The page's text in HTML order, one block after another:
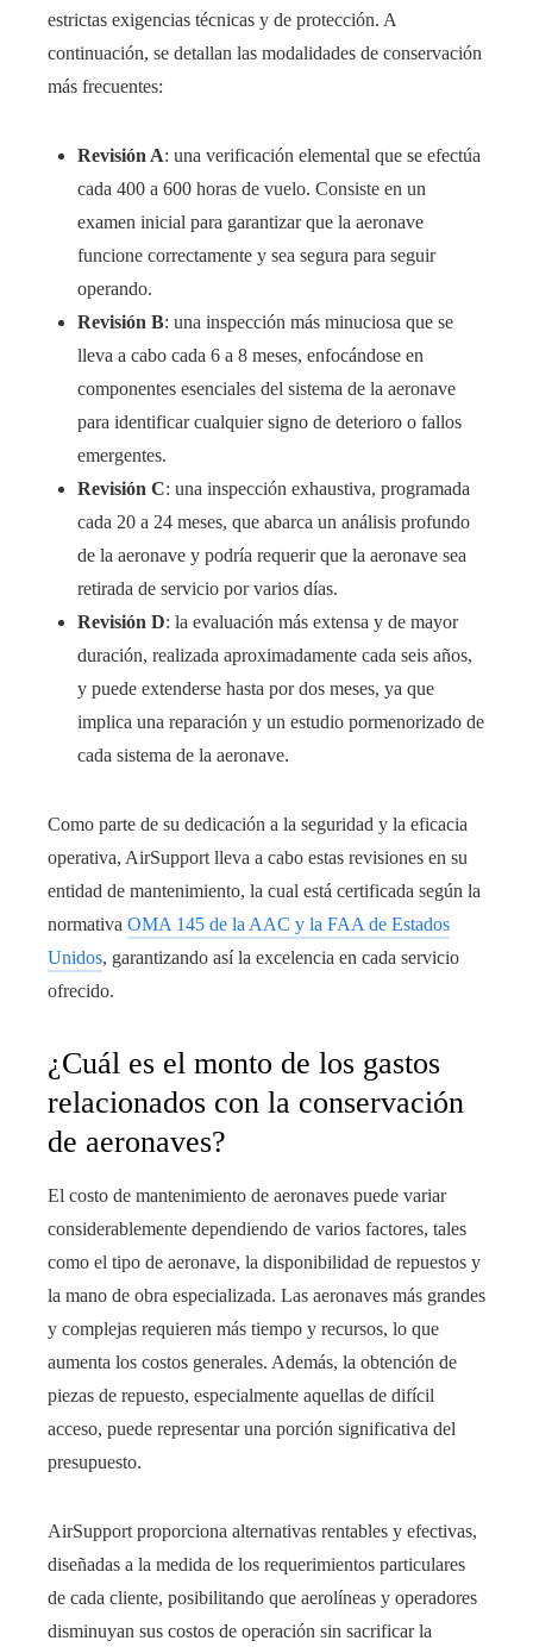
estrictas exigencias técnicas y de protección. A
continuación, se detallan las modalidades de conservación
más frecuentes:
Revisión A: una verificación elemental que se efectúa
cada 400 a 600 horas de vuelo. Consiste en un
examen inicial para garantizar que la aeronave
funcione correctamente y sea segura para seguir
operando.
Revisión B: una inspección más minuciosa que se
lleva a cabo cada 6 a 8 meses, enfocándose en
componentes esenciales del sistema de la aeronave
para identificar cualquier signo de deterioro o fallos
emergentes.
Revisión C: una inspección exhaustiva, programada
cada 20 a 24 meses, que abarca un análisis profundo
de la aeronave y podría requerir que la aeronave sea
retirada de servicio por varios días.
Revisión D: la evaluación más extensa y de mayor
duración, realizada aproximadamente cada seis años,
y puede extenderse hasta por dos meses, ya que
implica una reparación y un estudio pormenorizado de
cada sistema de la aeronave.
Como parte de su dedicación a la seguridad y la eficacia
operativa, AirSupport lleva a cabo estas revisiones en su
entidad de mantenimiento, la cual está certificada según la
normativa OMA 145 de la AAC y la FAA de Estados
Unidos, garantizando así la excelencia en cada servicio
ofrecido.
¿Cuál es el monto de los gastos
relacionados con la conservación
de aeronaves?
El costo de mantenimiento de aeronaves puede variar
considerablemente dependiendo de varios factores, tales
como el tipo de aeronave, la disponibilidad de repuestos y
la mano de obra especializada. Las aeronaves más grandes
y complejas requieren más tiempo y recursos, lo que
aumenta los costos generales. Además, la obtención de
piezas de repuesto, especialmente aquellas de difícil
acceso, puede representar una porción significativa del
presupuesto.
AirSupport proporciona alternativas rentables y efectivas,
diseñadas a la medida de los requerimientos particulares
de cada cliente, posibilitando que aerolíneas y operadores
disminuyan sus costos de operación sin sacrificar la